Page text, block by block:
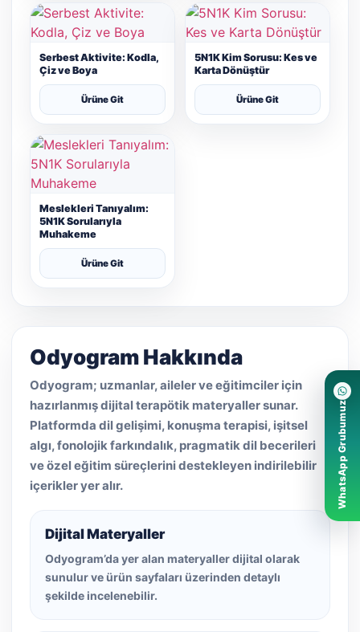
Serbest Aktivite: Kodla,
Çiz ve Boya
Ürüne Git
5N1K Kim Sorusu: Kes ve
Karta Dönüştür
Ürüne Git
Meslekleri Tanıyalım:
5N1K Sorularıyla
Muhakeme
Ürüne Git
Odyogram Hakkında
Odyogram; uzmanlar, aileler ve eğitimciler için
hazırlanmış dijital terapötik materyaller sunar.
Platformda dil gelişimi, konuşma terapisi, işitsel
algı, fonolojik farkındalık, pragmatik dil becerileri
ve özel eğitim süreçlerini destekleyen indirilebilir
içerikler yer alır.
Dijital Materyaller
Odyogram’da yer alan materyaller dijital olarak
sunulur ve ürün sayfaları üzerinden detaylı
şekilde incelenebilir.
WhatsApp Grubumuz